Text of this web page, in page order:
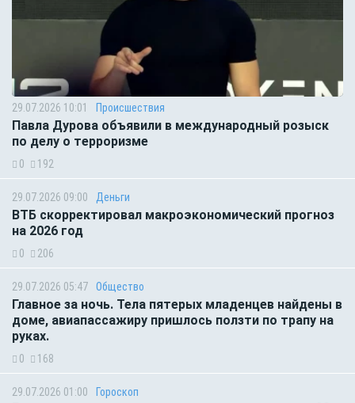
29.07.2026 10:01 Происшествия
Павла Дурова объявили в международный розыск
по делу о терроризме
0 192
29.07.2026 09:00 Деньги
ВТБ скорректировал макроэкономический прогноз
на 2026 год
0 206
29.07.2026 05:47 Общество
Главное за ночь. Тела пятерых младенцев найдены в
доме, авиапассажиру пришлось ползти по трапу на
руках.
0 168
29.07.2026 01:00 Гороскоп